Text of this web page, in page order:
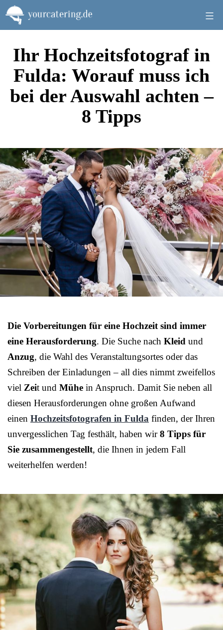
Zum
Inhalt
springen
Ihr Hochzeitsfotograf in
Fulda: Worauf muss ich
bei der Auswahl achten –
8 Tipps
Die Vorbereitungen für eine Hochzeit sind immer
eine Herausforderung. Die Suche nach Kleid und
Anzug, die Wahl des Veranstaltungsortes oder das
Schreiben der Einladungen – all dies nimmt zweifellos
viel Zeit und Mühe in Anspruch. Damit Sie neben all
diesen Herausforderungen ohne großen Aufwand
einen Hochzeitsfotografen in Fulda finden, der Ihren
unvergesslichen Tag festhält, haben wir8 Tipps für
Sie zusammengestellt, die Ihnen in jedem Fall
weiterhelfen werden!